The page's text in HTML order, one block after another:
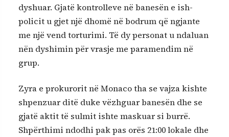
dyshuar. Gjatë kontrolleve në banesën e ish-
policit u gjet një dhomë në bodrum që ngjante
me një vend torturimi. Të dy personat u ndaluan
nën dyshimin për vrasje me paramendim në
grup.
Zyra e prokurorit në Monaco tha se vajza kishte
shpenzuar ditë duke vëzhguar banesën dhe se
gjatë aktit të sulmit ishte maskuar si burrë.
Shpërthimi ndodhi pak pas orës 21:00 lokale dhe